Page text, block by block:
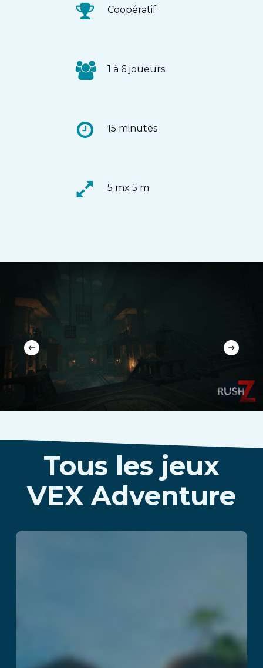
Coopératif
1 à 6 joueurs
15 minutes
5 mx 5 m
Tous les jeux
VEX Adventure